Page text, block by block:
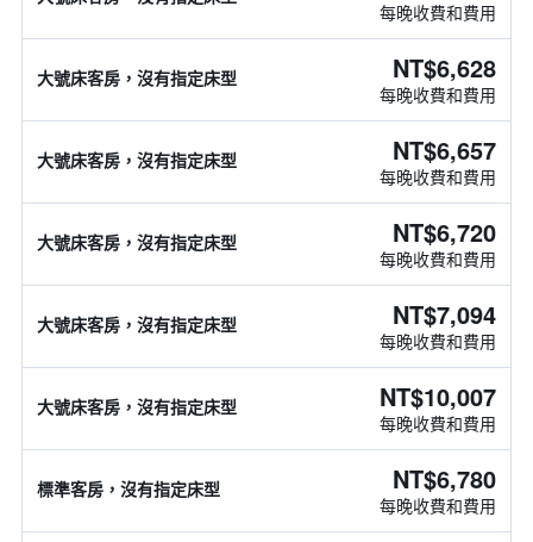
每晚收費和費用
大號床客房，沒有指定床型 NT$6,628
每晚收費和費用
大號床客房，沒有指定床型 NT$6,657
每晚收費和費用
大號床客房，沒有指定床型 NT$6,720
每晚收費和費用
大號床客房，沒有指定床型 NT$7,094
每晚收費和費用
大號床客房，沒有指定床型 NT$10,007
每晚收費和費用
標準客房，沒有指定床型 NT$6,780
每晚收費和費用